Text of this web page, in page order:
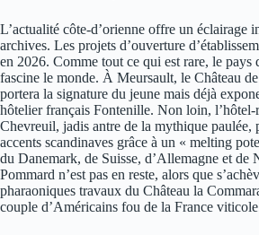
L’actualité côte-d’orienne offre un éclairage
archives. Les projets d’ouverture
en 2026. Comme tout ce qui est rare, le pays
fascine le monde. À Meursault, le Château
portera la signature du jeune mais déjà
hôtelier français Fontenille. Non loin, l’hôtel-
Chevreuil, jadis antre de la mythique paulée,
accents scandinaves grâce à un « melting
du Danemark, de Suisse, d’Allemagne et de
Pommard n’est pas en reste, alors que
pharaoniques travaux du Château la
couple d’Américains fou de la France